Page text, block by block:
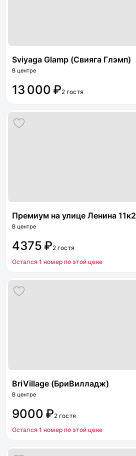
Sviyaga Glamp (Свияга Глэмп)
В центре
13 000 ₽2 гостя
Премиум на улице Ленина 11к2
В центре
4375 ₽2 гостя
Остался 1 номер по этой цене
BriVillage (БриВилладж)
В центре
9000 ₽2 гостя
Остался 1 номер по этой цене